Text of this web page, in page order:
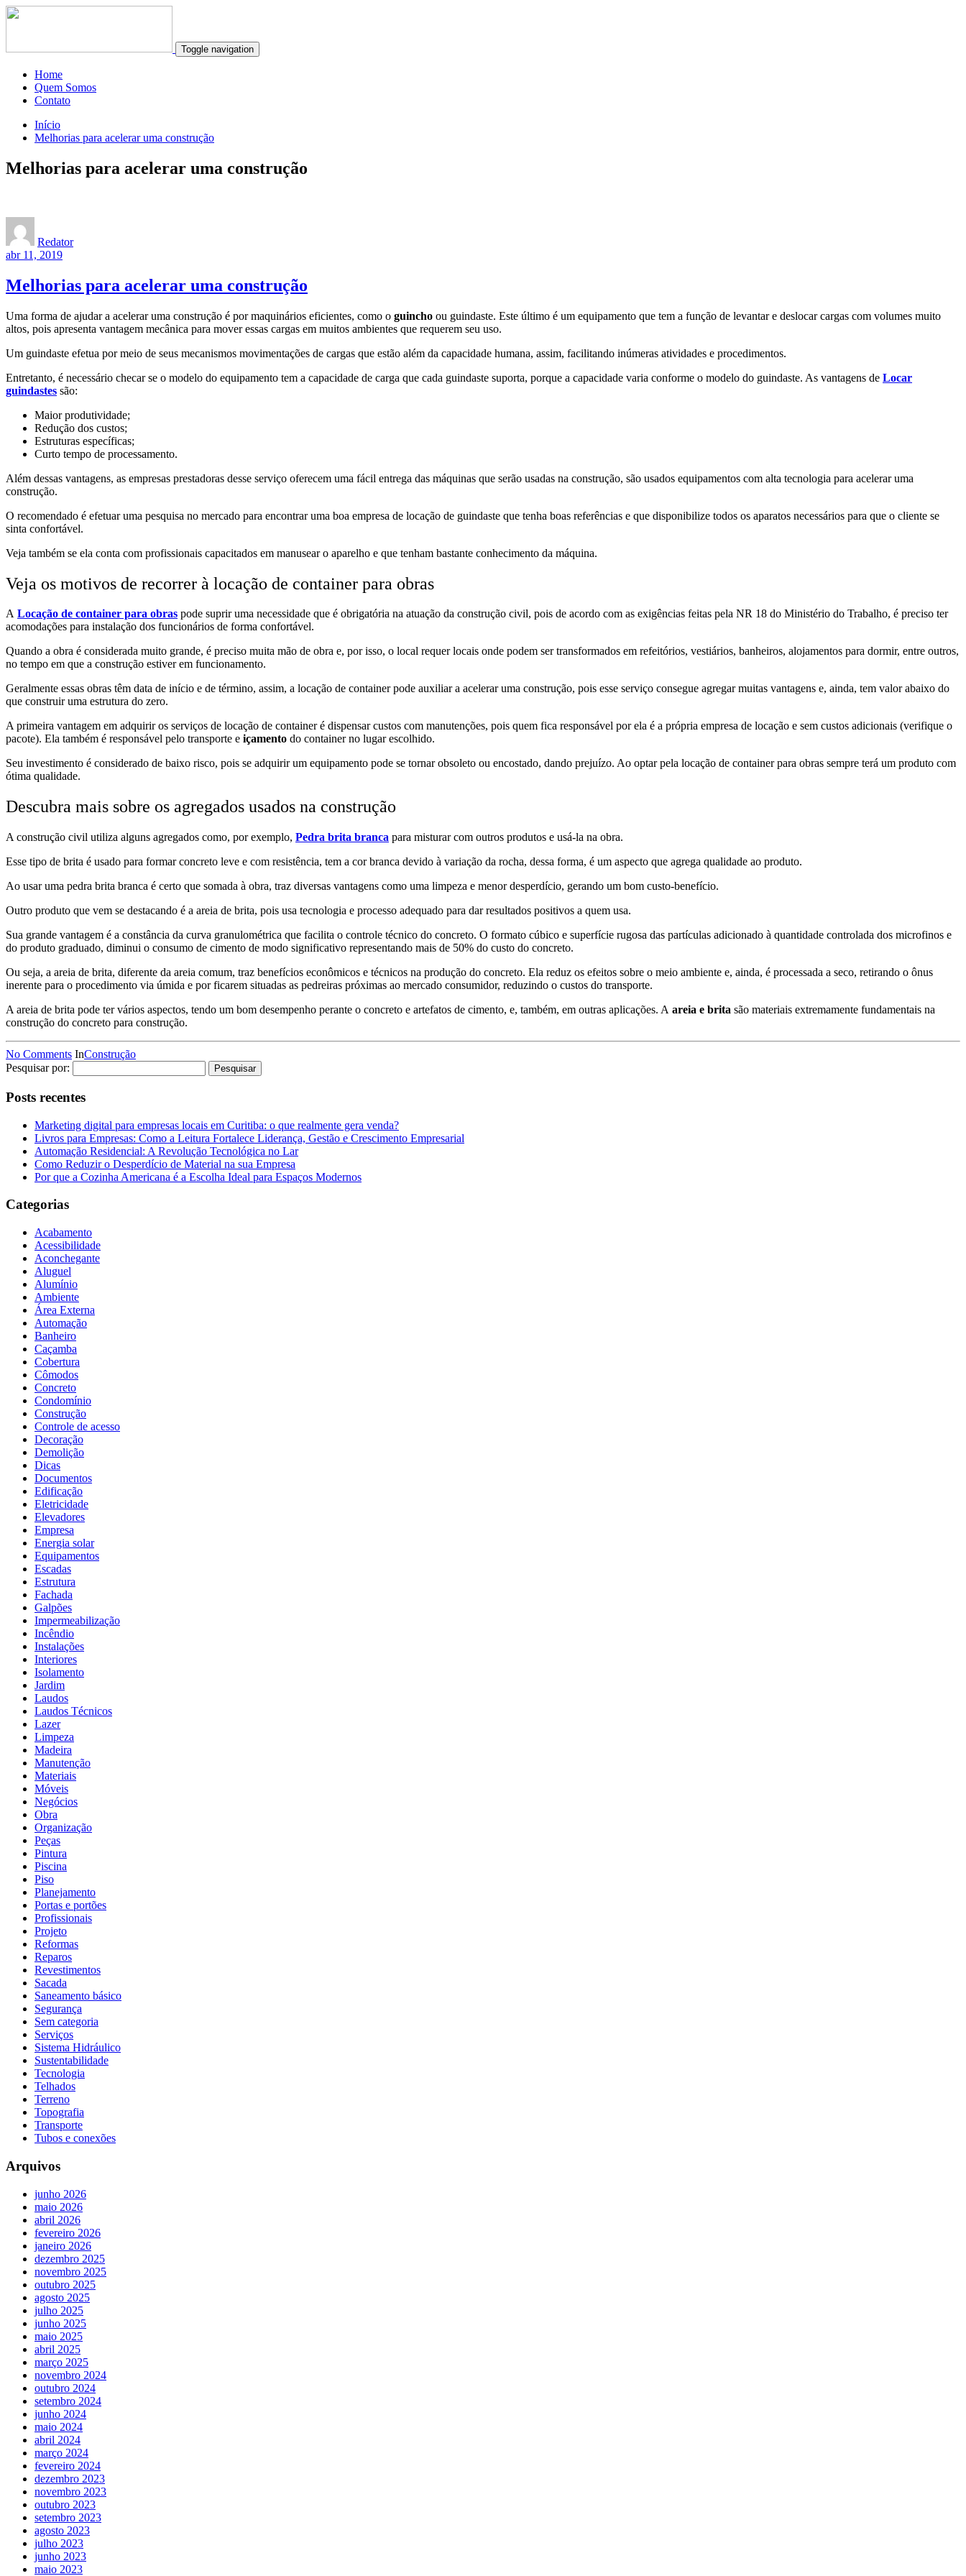
Toggle navigation
Home
Quem Somos
Contato
Início
Melhorias para acelerar uma construção
Melhorias para acelerar uma construção
Redator
abr 11, 2019
Melhorias para acelerar uma construção
Uma forma de ajudar a acelerar uma construção é por maquinários eficientes, como o guincho ou guindaste. Este último é um equipamento que tem a função de levantar e deslocar cargas com volumes muito
altos, pois apresenta vantagem mecânica para mover essas cargas em muitos ambientes que requerem seu uso.
Um guindaste efetua por meio de seus mecanismos movimentações de cargas que estão além da capacidade humana, assim, facilitando inúmeras atividades e procedimentos.
Entretanto, é necessário checar se o modelo do equipamento tem a capacidade de carga que cada guindaste suporta, porque a capacidade varia conforme o modelo do guindaste. As vantagens de Locar
guindastes são:
Maior produtividade;
Redução dos custos;
Estruturas específicas;
Curto tempo de processamento.
Além dessas vantagens, as empresas prestadoras desse serviço oferecem uma fácil entrega das máquinas que serão usadas na construção, são usados equipamentos com alta tecnologia para acelerar uma
construção.
O recomendado é efetuar uma pesquisa no mercado para encontrar uma boa empresa de locação de guindaste que tenha boas referências e que disponibilize todos os aparatos necessários para que o cliente se
sinta confortável.
Veja também se ela conta com profissionais capacitados em manusear o aparelho e que tenham bastante conhecimento da máquina.
Veja os motivos de recorrer à locação de container para obras
A Locação de container para obras pode suprir uma necessidade que é obrigatória na atuação da construção civil, pois de acordo com as exigências feitas pela NR 18 do Ministério do Trabalho, é preciso ter
acomodações para instalação dos funcionários de forma confortável.
Quando a obra é considerada muito grande, é preciso muita mão de obra e, por isso, o local requer locais onde podem ser transformados em refeitórios, vestiários, banheiros, alojamentos para dormir, entre outros,
no tempo em que a construção estiver em funcionamento.
Geralmente essas obras têm data de início e de término, assim, a locação de container pode auxiliar a acelerar uma construção, pois esse serviço consegue agregar muitas vantagens e, ainda, tem valor abaixo do
que construir uma estrutura do zero.
A primeira vantagem em adquirir os serviços de locação de container é dispensar custos com manutenções, pois quem fica responsável por ela é a própria empresa de locação e sem custos adicionais (verifique o
pacote). Ela também é responsável pelo transporte e içamento do container no lugar escolhido.
Seu investimento é considerado de baixo risco, pois se adquirir um equipamento pode se tornar obsoleto ou encostado, dando prejuízo. Ao optar pela locação de container para obras sempre terá um produto com
ótima qualidade.
Descubra mais sobre os agregados usados na construção
A construção civil utiliza alguns agregados como, por exemplo, Pedra brita branca para misturar com outros produtos e usá-la na obra.
Esse tipo de brita é usado para formar concreto leve e com resistência, tem a cor branca devido à variação da rocha, dessa forma, é um aspecto que agrega qualidade ao produto.
Ao usar uma pedra brita branca é certo que somada à obra, traz diversas vantagens como uma limpeza e menor desperdício, gerando um bom custo-benefício.
Outro produto que vem se destacando é a areia de brita, pois usa tecnologia e processo adequado para dar resultados positivos a quem usa.
Sua grande vantagem é a constância da curva granulométrica que facilita o controle técnico do concreto. O formato cúbico e superfície rugosa das partículas adicionado à quantidade controlada dos microfinos e
do produto graduado, diminui o consumo de cimento de modo significativo representando mais de 50% do custo do concreto.
Ou seja, a areia de brita, diferente da areia comum, traz benefícios econômicos e técnicos na produção do concreto. Ela reduz os efeitos sobre o meio ambiente e, ainda, é processada a seco, retirando o ônus
inerente para o procedimento via úmida e por ficarem situadas as pedreiras próximas ao mercado consumidor, reduzindo o custos do transporte.
A areia de brita pode ter vários aspectos, tendo um bom desempenho perante o concreto e artefatos de cimento, e, também, em outras aplicações. A areia e brita são materiais extremamente fundamentais na
construção do concreto para construção.
No Comments InConstrução
Pesquisar por:
Posts recentes
Marketing digital para empresas locais em Curitiba: o que realmente gera venda?
Livros para Empresas: Como a Leitura Fortalece Liderança, Gestão e Crescimento Empresarial
Automação Residencial: A Revolução Tecnológica no Lar
Como Reduzir o Desperdício de Material na sua Empresa
Por que a Cozinha Americana é a Escolha Ideal para Espaços Modernos
Categorias
Acabamento
Acessibilidade
Aconchegante
Aluguel
Alumínio
Ambiente
Área Externa
Automação
Banheiro
Caçamba
Cobertura
Cômodos
Concreto
Condomínio
Construção
Controle de acesso
Decoração
Demolição
Dicas
Documentos
Edificação
Eletricidade
Elevadores
Empresa
Energia solar
Equipamentos
Escadas
Estrutura
Fachada
Galpões
Impermeabilização
Incêndio
Instalações
Interiores
Isolamento
Jardim
Laudos
Laudos Técnicos
Lazer
Limpeza
Madeira
Manutenção
Materiais
Móveis
Negócios
Obra
Organização
Peças
Pintura
Piscina
Piso
Planejamento
Portas e portões
Profissionais
Projeto
Reformas
Reparos
Revestimentos
Sacada
Saneamento básico
Segurança
Sem categoria
Serviços
Sistema Hidráulico
Sustentabilidade
Tecnologia
Telhados
Terreno
Topografia
Transporte
Tubos e conexões
Arquivos
junho 2026
maio 2026
abril 2026
fevereiro 2026
janeiro 2026
dezembro 2025
novembro 2025
outubro 2025
agosto 2025
julho 2025
junho 2025
maio 2025
abril 2025
março 2025
novembro 2024
outubro 2024
setembro 2024
junho 2024
maio 2024
abril 2024
março 2024
fevereiro 2024
dezembro 2023
novembro 2023
outubro 2023
setembro 2023
agosto 2023
julho 2023
junho 2023
maio 2023